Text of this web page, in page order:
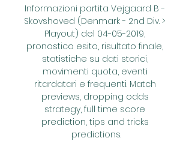
Informazioni partita Vejgaard B -
Skovshoved (Denmark - 2nd Div. >
Playout) del 04-05-2019,
pronostico esito, risultato finale,
statistiche su dati storici,
movimenti quota, eventi
ritardatari e frequenti. Match
previews, dropping odds
strategy, full time score
prediction, tips and tricks
predictions.